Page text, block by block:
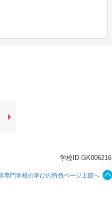
学校ID.GK006216
専門学校の学びの特色ページ上部へ